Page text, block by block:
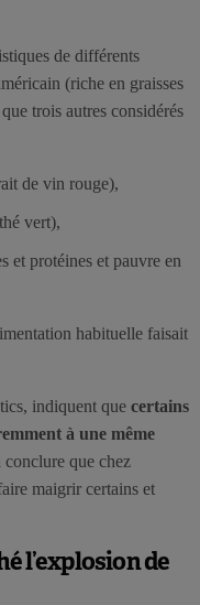
de différents
(riche en graisses
trois autres considérés
de vin rouge),
vert),
et protéines et pauvre en
habituelle faisait
indiquent que certains
à une même
conclure que chez
maigrir certains et
l’explosion de